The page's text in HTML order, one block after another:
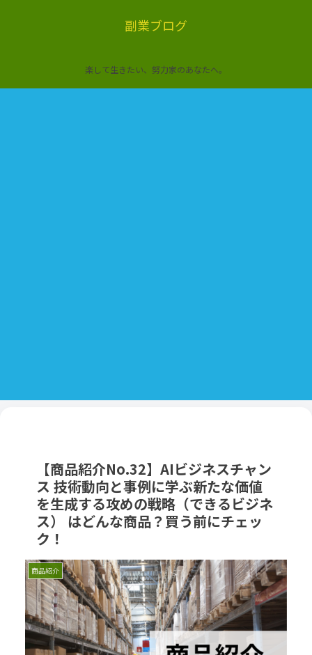
副業ブログ
楽して生きたい、努力家のあなたへ。
【商品紹介No.32】AIビジネスチャン
ス 技術動向と事例に学ぶ新たな価値
を生成する攻めの戦略（できるビジネ
ス） はどんな商品？買う前にチェッ
ク！
商品紹介